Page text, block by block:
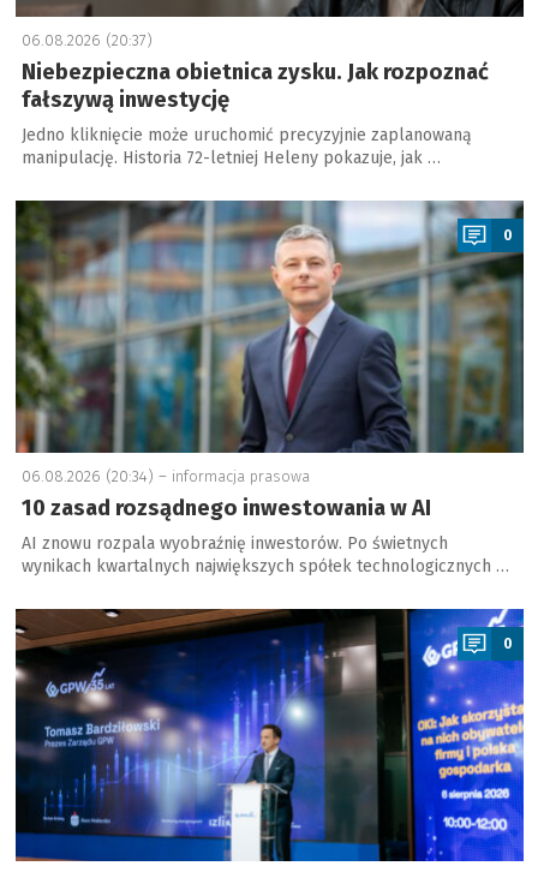
06.08.2026 (20:37)
Niebezpieczna obietnica zysku. Jak rozpoznać
fałszywą inwestycję
Jedno kliknięcie może uruchomić precyzyjnie zaplanowaną
manipulację. Historia 72-letniej Heleny pokazuje, jak …
a
0
06.08.2026 (20:34) – informacja prasowa
10 zasad rozsądnego inwestowania w AI
AI znowu rozpala wyobraźnię inwestorów. Po świetnych
wynikach kwartalnych największych spółek technologicznych …
a
0